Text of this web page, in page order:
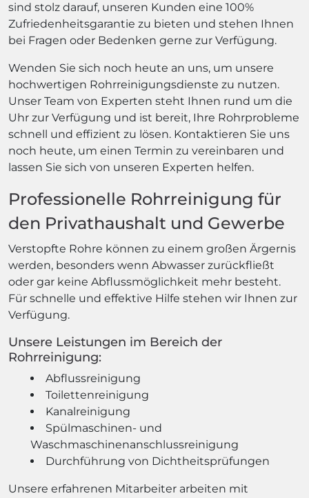
sind stolz darauf, unseren Kunden eine 100%
Zufriedenheitsgarantie zu bieten und stehen Ihnen
bei Fragen oder Bedenken gerne zur Verfügung.
Wenden Sie sich noch heute an uns, um unsere
hochwertigen Rohrreinigungsdienste zu nutzen.
Unser Team von Experten steht Ihnen rund um die
Uhr zur Verfügung und ist bereit, Ihre Rohrprobleme
schnell und effizient zu lösen. Kontaktieren Sie uns
noch heute, um einen Termin zu vereinbaren und
lassen Sie sich von unseren Experten helfen.
Professionelle Rohrreinigung für
den Privathaushalt und Gewerbe
Verstopfte Rohre können zu einem großen Ärgernis
werden, besonders wenn Abwasser zurückfließt
oder gar keine Abflussmöglichkeit mehr besteht.
Für schnelle und effektive Hilfe stehen wir Ihnen zur
Verfügung.
Unsere Leistungen im Bereich der
Rohrreinigung:
Abflussreinigung
Toilettenreinigung
Kanalreinigung
Spülmaschinen- und
Waschmaschinenanschlussreinigung
Durchführung von Dichtheitsprüfungen
Unsere erfahrenen Mitarbeiter arbeiten mit